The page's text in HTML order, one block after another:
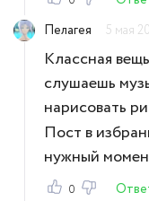
Пелагея
5 мая
Классная
слушаешь
нарисовать
Пост в
нужный
0